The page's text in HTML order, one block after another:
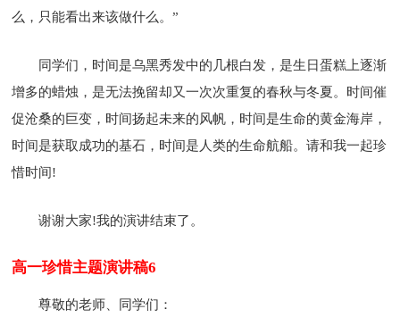
么，只能看出来该做什么。”
同学们，时间是乌黑秀发中的几根白发，是生日蛋糕上逐渐
增多的蜡烛，是无法挽留却又一次次重复的春秋与冬夏。时间催
促沧桑的巨变，时间扬起未来的风帆，时间是生命的黄金海岸，
时间是获取成功的基石，时间是人类的生命航船。请和我一起珍
惜时间!
谢谢大家!我的演讲结束了。
高一珍惜主题演讲稿6
尊敬的老师、同学们：